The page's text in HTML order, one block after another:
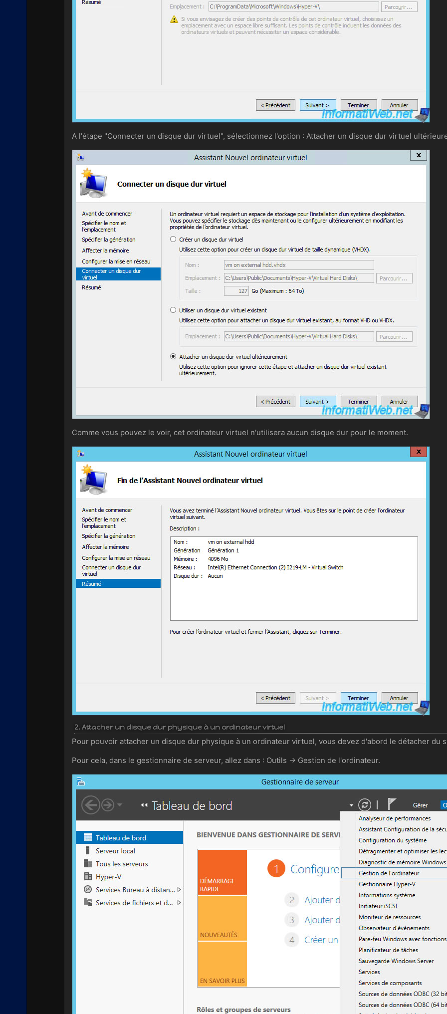
A l'étape "Connecter un disque dur virtuel", sélectionnez l'option : Attacher un disque dur virtuel
Comme vous pouvez le voir, cet ordinateur virtuel n'utilisera aucun disque dur pour le moment.
2. Attacher un disque dur physique à un ordinateur virtuel
Pour pouvoir attacher un disque dur physique à un ordinateur virtuel, vous devez d'abord le détacher du
Pour cela, dans le gestionnaire de serveur, allez dans : Outils -> Gestion de l'ordinateur.